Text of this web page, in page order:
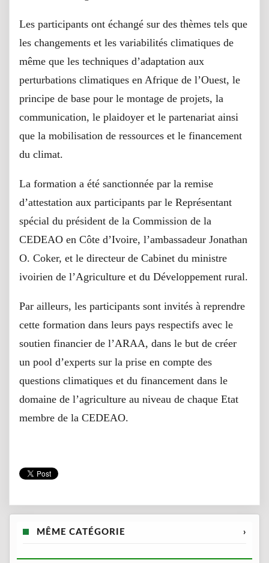
Les participants ont échangé sur des thèmes tels que
les changements et les variabilités climatiques de
même que les techniques d’adaptation aux
perturbations climatiques en Afrique de l’Ouest, le
principe de base pour le montage de projets, la
communication, le plaidoyer et le partenariat ainsi
que la mobilisation de ressources et le financement
du climat.
La formation a été sanctionnée par la remise
d’attestation aux participants par le Représentant
spécial du président de la Commission de la
CEDEAO en Côte d’Ivoire, l’ambassadeur Jonathan
O. Coker, et le directeur de Cabinet du ministre
ivoirien de l’Agriculture et du Développement rural.
Par ailleurs, les participants sont invités à reprendre
cette formation dans leurs pays respectifs avec le
soutien financier de l’ARAA, dans le but de créer
un pool d’experts sur la prise en compte des
questions climatiques et du financement dans le
domaine de l’agriculture au niveau de chaque Etat
membre de la CEDEAO.
MÊME CATÉGORIE ›